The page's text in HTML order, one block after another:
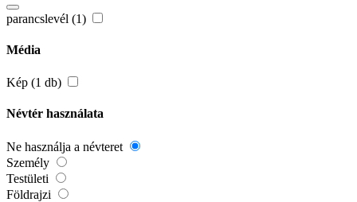
parancslevél (1)
Média
Kép (1 db)
Névtér használata
Ne használja a névteret
Személy
Testületi
Földrajzi